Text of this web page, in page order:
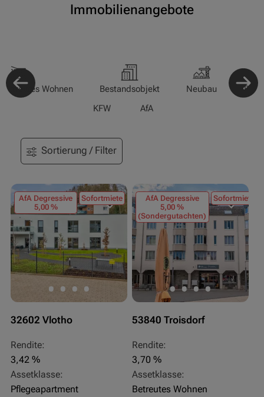
Immobilienangebote
Wohnen Bestandsobjekt Neubau
KFW
AfA
Sortierung / Filter
AfA Degressive
5,00 %
Sofortmiete
32602 Vlotho
Rendite:
3,42 %
Assetklasse:
Pflegeapartment
AfA Degressive
5,00 %
(Sondergutachten)
Sofortmiete
53840 Troisdorf
Rendite:
3,70 %
Assetklasse:
Betreutes Wohnen